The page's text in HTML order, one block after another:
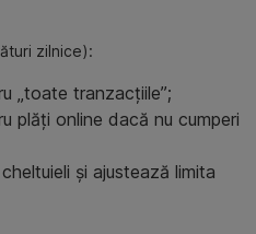
zilnice):
„toate tranzacțiile”;
plăți online dacă nu cumperi
și ajustează limita